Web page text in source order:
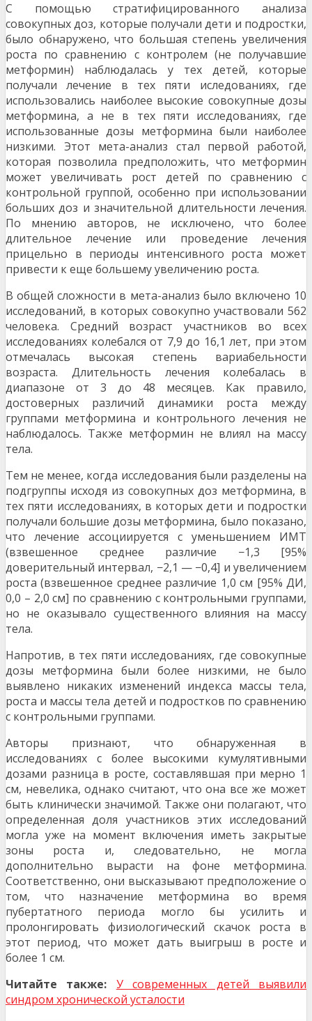
С помощью стратифицированного анализа
совокупных доз, которые получали дети и подростки,
было обнаружено, что большая степень увеличения
роста по сравнению с контролем (не получавшие
метформин) наблюдалась у тех детей, которые
получали лечение в тех пяти иследованиях, где
использовались наиболее высокие совокупные дозы
метформина, а не в тех пяти исследованиях, где
использованные дозы метформина были наиболее
низкими. Этот мета-анализ стал первой работой,
которая позволила предположить, что метформин
может увеличивать рост детей по сравнению с
контрольной группой, особенно при использовании
больших доз и значительной длительности лечения.
По мнению авторов, не исключено, что более
длительное лечение или проведение лечения
прицельно в периоды интенсивного роста может
привести к еще большему увеличению роста.
В общей сложности в мета-анализ было включено 10
исследований, в которых совокупно участвовали 562
человека. Средний возраст участников во всех
исследованиях колебался от 7,9 до 16,1 лет, при этом
отмечалась высокая степень вариабельности
возраста. Длительность лечения колебалась в
диапазоне от 3 до 48 месяцев. Как правило,
достоверных различий динамики роста между
группами метформина и контрольного лечения не
наблюдалось. Также метформин не влиял на массу
тела.
Тем не менее, когда исследования были разделены на
подгруппы исходя из совокупных доз метформина, в
тех пяти исследованиях, в которых дети и подростки
получали большие дозы метформина, было показано,
что лечение ассоциируется с уменьшением ИМТ
(взвешенное среднее различие −1,3 [95%
доверительный интервал, −2,1 — −0,4] и увеличением
роста (взвешенное среднее различие 1,0 см [95% ДИ,
0,0 – 2,0 см] по сравнению с контрольными группами,
но не оказывало существенного влияния на массу
тела.
Напротив, в тех пяти исследованиях, где совокупные
дозы метформина были более низкими, не было
выявлено никаких изменений индекса массы тела,
роста и массы тела детей и подростков по сравнению
с контрольными группами.
Авторы признают, что обнаруженная в
исследованиях с более высокими кумулятивными
дозами разница в росте, составлявшая при мерно 1
см, невелика, однако считают, что она все же может
быть клинически значимой. Также они полагают, что
определенная доля участников этих исследований
могла уже на момент включения иметь закрытые
зоны роста и, следовательно, не могла
дополнительно вырасти на фоне метформина.
Соответственно, они высказывают предположение о
том, что назначение метформина во время
пубертатного периода могло бы усилить и
пролонгировать физиологический скачок роста в
этот период, что может дать выигрыш в росте и
более 1 см.
Читайте также: У современных детей выявили
синдром хронической усталости